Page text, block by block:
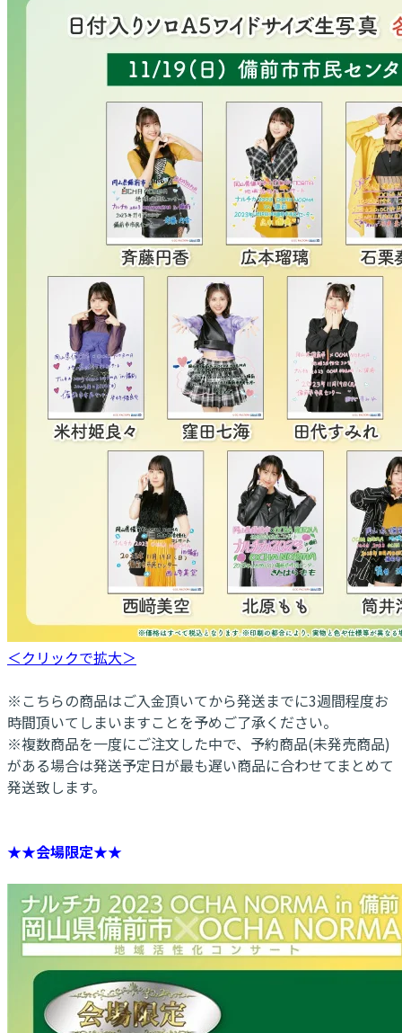
＜クリックで拡大＞
※こちらの商品はご入金頂いてから発送までに3週間程度お
時間頂いてしまいますことを予めご了承ください。
※複数商品を一度にご注文した中で、予約商品(未発売商品)
がある場合は発送予定日が最も遅い商品に合わせてまとめて
発送致します。
★★会場限定★★